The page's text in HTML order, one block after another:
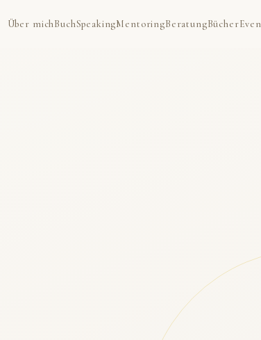
Über michBuchSpeakingMentoringBeratungBücher